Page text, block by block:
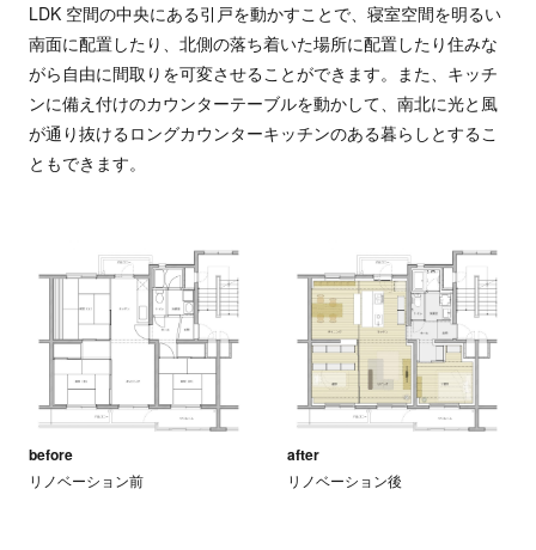
LDK 空間の中央にある引戸を動かすことで、寝室空間を明るい
南面に配置したり、北側の落ち着いた場所に配置したり住みな
がら自由に間取りを可変させることができます。また、キッチ
ンに備え付けのカウンターテーブルを動かして、南北に光と風
が通り抜けるロングカウンターキッチンのある暮らしとするこ
ともできます。
before
リノベーション前
after
リノベーション後